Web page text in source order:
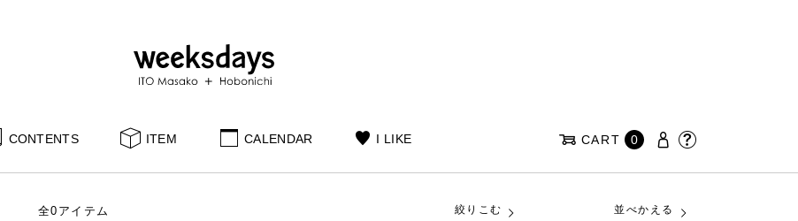
CONTENTS ITEM CALENDAR I LIKE CART 0
全0アイテム 絞りこむ 並べかえる